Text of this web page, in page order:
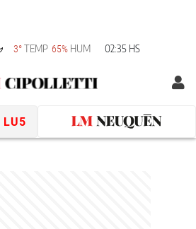
3°TEMP 65% HUM 02:35 HS
LU5